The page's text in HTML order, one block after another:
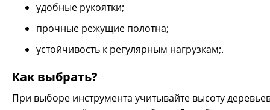
2500 р.
Ручная ножовка CAIMAN CA-270 предназначена для работ
по дереву от обрезки веток до распиловке небольших
деревьев в садах и приусадебных участках. Выемки в
удобные рукоятки;
прочные режущие полотна;
устойчивость к регулярным нагрузкам;.
Как выбрать?
При выборе инструмента учитывайте высоту